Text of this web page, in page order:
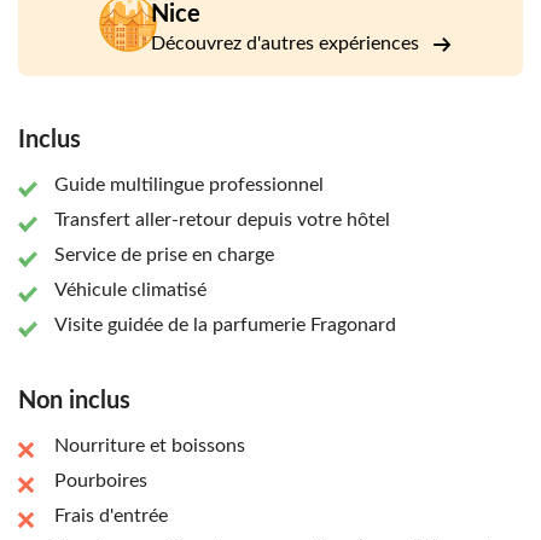
Nice
Découvrez d'autres expériences
Inclus
Guide multilingue professionnel
Transfert aller-retour depuis votre hôtel
Service de prise en charge
Véhicule climatisé
Visite guidée de la parfumerie Fragonard
Non inclus
Nourriture et boissons
Pourboires
Frais d'entrée